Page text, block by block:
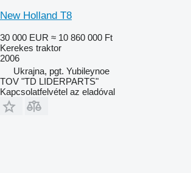
New Holland T8
30 000 EUR ≈ 10 860 000 Ft
Kerekes traktor
2006
Ukrajna, pgt. Yubileynoe
TOV "TD LIDERPARTS"
Kapcsolatfelvétel az eladóval